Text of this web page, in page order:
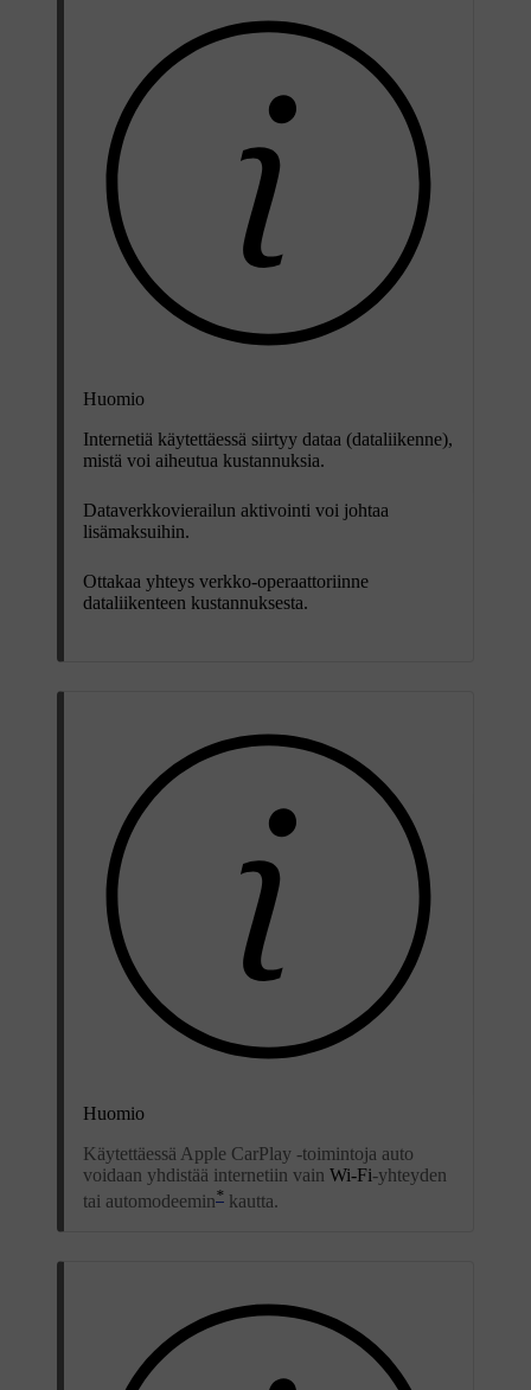
Huomio
Internetiä käytettäessä siirtyy dataa (dataliikenne),
mistä voi aiheutua kustannuksia.
Dataverkkovierailun aktivointi voi johtaa
lisämaksuihin.
Ottakaa yhteys verkko-operaattoriinne
dataliikenteen kustannuksesta.
Huomio
Käytettäessä Apple CarPlay -toimintoja auto
voidaan yhdistää internetiin vain Wi-Fi-yhteyden
tai automodeemin* kautta.